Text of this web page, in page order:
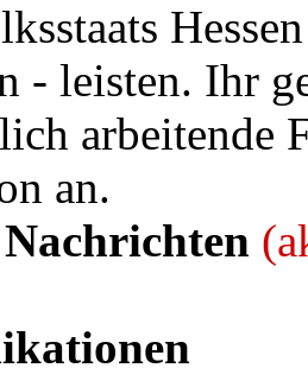
- leisten. Ihr
arbeitende
an.